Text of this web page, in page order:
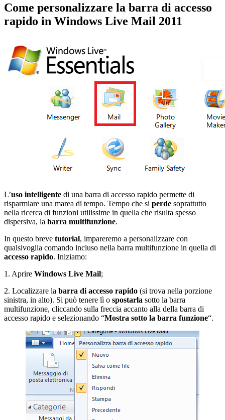
Come personalizzare la barra di accesso
rapido in Windows Live Mail 2011
L’uso intelligente di una barra di accesso rapido permette di
risparmiare una marea di tempo. Tempo che si perde soprattutto
nella ricerca di funzioni utilissime in quella che risulta spesso
dispersiva, la barra multifunzione.
In questo breve tutorial, impareremo a personalizzare con
qualsivoglia comando incluso nella barra multifunzione in quella di
accesso rapido. Iniziamo:
1. Aprire Windows Live Mail;
2. Localizzare la barra di accesso rapido (si trova nella porzione
sinistra, in alto). Si può tenere lì o spostarla sotto la barra
multifunzione, cliccando sulla freccia accanto alla della barra di
accesso rapido e selezionando “Mostra sotto la barra funzione“.